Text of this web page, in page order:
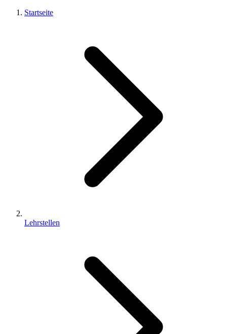
Startseite
Lehrstellen